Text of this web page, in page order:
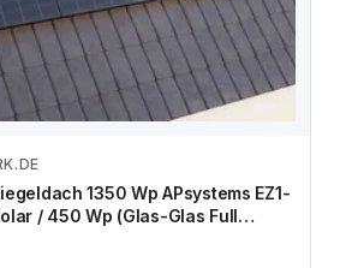
Zum Angebot
1350 Wp APsystems EZ1-
/ 450 Wp (Glas-Glas Full